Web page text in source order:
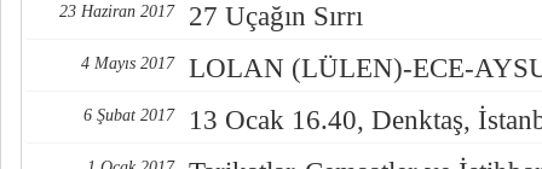
23 Haziran 2017 27 Uçağın Sırrı
4 Mayıs 2017 LOLAN (LÜLEN)-ECE-
6 Şubat 2017 13 Ocak 16.40, Denktaş,